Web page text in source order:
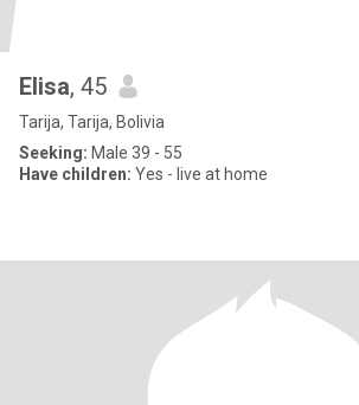
Elisa, 45
Tarija, Tarija, Bolivia
Seeking: Male 39 - 55
Have children: Yes - live at home